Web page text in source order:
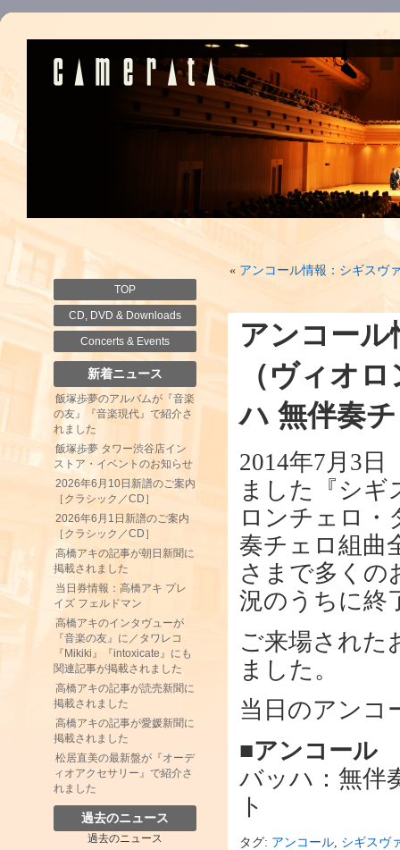
TOP
CD, DVD & Downloads
Concerts & Events
新着ニュース
飯塚歩夢のアルバムが『音楽
の友』『音楽現代』で紹介さ
れました
飯塚歩夢 タワー渋谷店イン
ストア・イベントのお知らせ
2026年6月10日新譜のご案内
［クラシック／CD］
2026年6月1日新譜のご案内
［クラシック／CD］
高橋アキの記事が朝日新聞に
掲載されました
当日券情報：高橋アキ プレ
イズ フェルドマン
高橋アキのインタヴューが
『音楽の友』に／タワレコ
『Mikiki』『intoxicate』にも
関連記事が掲載されました
高橋アキの記事が読売新聞に
掲載されました
高橋アキの記事が愛媛新聞に
掲載されました
松居直美の最新盤が『オーデ
ィオアクセサリー』で紹介さ
れました
過去のニュース
過去のニュース
« アンコール情報：シギスヴ
アンコー
（ヴィオ
ハ 無伴奏
2014年7月3
ました『シギ
ロンチェロ
奏チェロ組曲
さまで多くの
況のうちに終
ご来場された
ました。
当日のアンコ
■アンコール
バッハ：無伴
ト
タグ: アンコール シギスヴ